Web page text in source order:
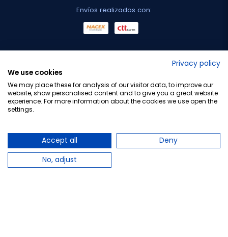
Envíos realizados con:
Privacy policy
We use cookies
We may place these for analysis of our visitor data, to improve our
website, show personalised content and to give you a great website
experience. For more information about the cookies we use open the
settings.
Accept all
Deny
No, adjust